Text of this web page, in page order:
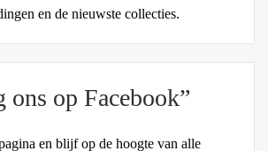
en de nieuwste collecties.
ons op Facebook”
en blijf op de hoogte van alle